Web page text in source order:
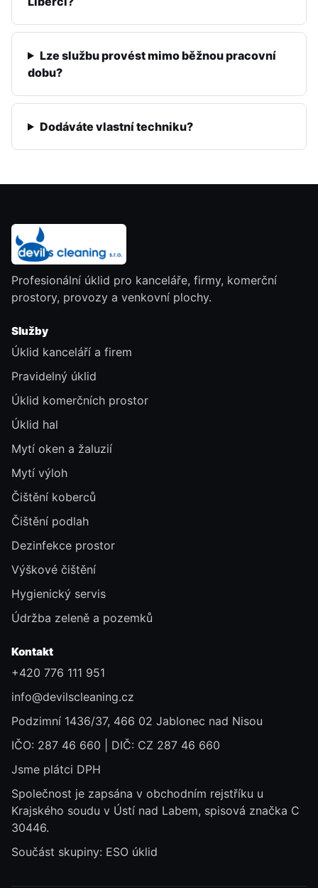
Lze službu provést mimo běžnou pracovní
dobu?
Dodáváte vlastní techniku?
Profesionální úklid pro kanceláře, firmy, komerční
prostory, provozy a venkovní plochy.
Služby
Úklid kanceláří a firem
Pravidelný úklid
Úklid komerčních prostor
Úklid hal
Mytí oken a žaluzií
Mytí výloh
Čištění koberců
Čištění podlah
Dezinfekce prostor
Výškové čištění
Hygienický servis
Údržba zeleně a pozemků
Kontakt
+420 776 111 951
info@devilscleaning.cz
Podzimní 1436/37, 466 02 Jablonec nad Nisou
IČO: 287 46 660 | DIČ: CZ 287 46 660
Jsme plátci DPH
Společnost je zapsána v obchodním rejstříku u
Krajského soudu v Ústí nad Labem, spisová značka C
30446.
Součást skupiny: ESO úklid